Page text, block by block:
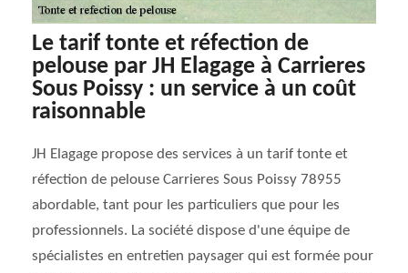
Le tarif tonte et réfection de
pelouse par JH Elagage à Carrieres
Sous Poissy : un service à un coût
raisonnable
JH Elagage propose des services à un tarif tonte et
réfection de pelouse Carrieres Sous Poissy 78955
abordable, tant pour les particuliers que pour les
professionnels. La société dispose d'une équipe de
spécialistes en entretien paysager qui est formée pour